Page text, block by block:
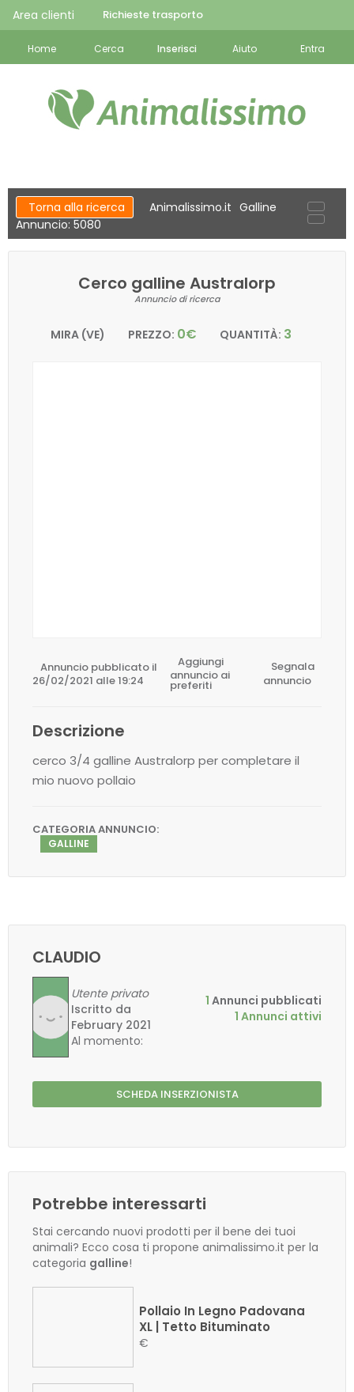
Area clienti Richieste trasporto
Home Cerca Inserisci Aiuto Entra
Torna alla ricerca Animalissimo.it Galline
Annuncio: 5080
Cerco galline Australorp
Annuncio di ricerca
MIRA (VE) PREZZO: 0€ QUANTITÀ: 3
Annuncio pubblicato il
26/02/2021 alle 19:24
Aggiungi
annuncio ai
preferiti
Segnala
annuncio
Descrizione
cerco 3/4 galline Australorp per completare il
mio nuovo pollaio
CATEGORIA ANNUNCIO:
GALLINE
CLAUDIO
Utente privato
Iscritto da
February 2021
Al momento:
1 Annunci pubblicati
1 Annunci attivi
SCHEDA INSERZIONISTA
Potrebbe interessarti
Stai cercando nuovi prodotti per il bene dei tuoi
animali? Ecco cosa ti propone animalissimo.it per la
categoria galline!
Pollaio In Legno Padovana
XL | Tetto Bituminato
€